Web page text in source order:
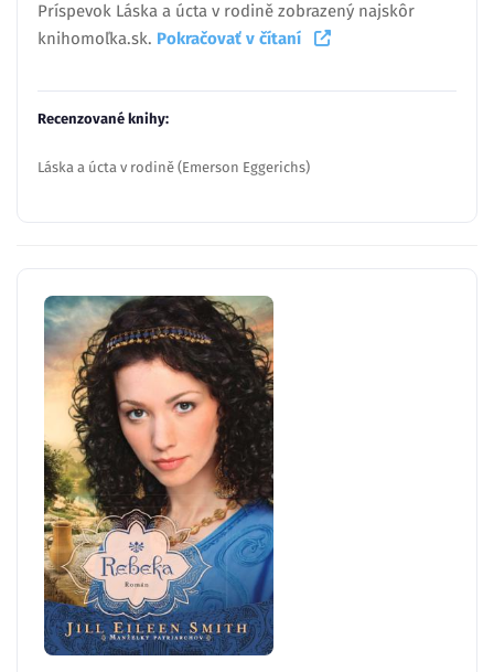
Príspevok Láska a úcta v rodině zobrazený najskôr
knihomoľka.sk. Pokračovať v čítaní
Recenzované knihy:
Láska a úcta v rodině (Emerson Eggerichs)